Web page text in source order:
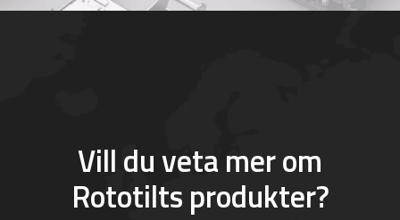
Vill du veta mer om
Rototilts produkter?